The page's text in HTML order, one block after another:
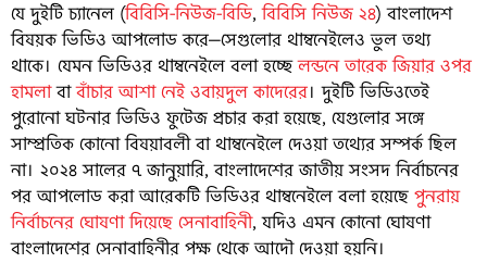
যে দুইটি চ্যানেল (বিবিসি-নিউজ-বিডি, বিবিসি নিউজ ২৪) বাংলাদেশ
বিষয়ক ভিডিও আপলোড করে—সেগুলোর থাম্বনেইলেও ভুল তথ্য
থাকে। যেমন ভিডিওর থাম্বনেইলে বলা হচ্ছেলন্ডনে তারেক জিয়ার ওপর
হামলাবাবাঁচার আশা নেই ওবায়দুল কাদেরের। দুইটি ভিডিওতেই
পুরোনো ঘটনার ভিডিও ফুটেজ প্রচার করা হয়েছে, যেগুলোর সঙ্গে
সাম্প্রতিক কোনো বিষয়াবলী বা থাম্বনেইলে দেওয়া তথ্যের সম্পর্ক ছিল
না। ২০২৪ সালের ৭ জানুয়ারি, বাংলাদেশের জাতীয় সংসদ নির্বাচনের
পর আপলোড করা আরেকটি ভিডিওর থাম্বনেইলে বলা হয়েছে পুনরায়
নির্বাচনের ঘোষণা দিয়েছে সেনাবাহিনী, যদিও এমন কোনো ঘোষণা
বাংলাদেশের সেনাবাহিনীর পক্ষ থেকে আদৌ দেওয়া হয়নি।